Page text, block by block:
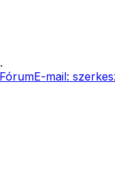
FórumE-mail: